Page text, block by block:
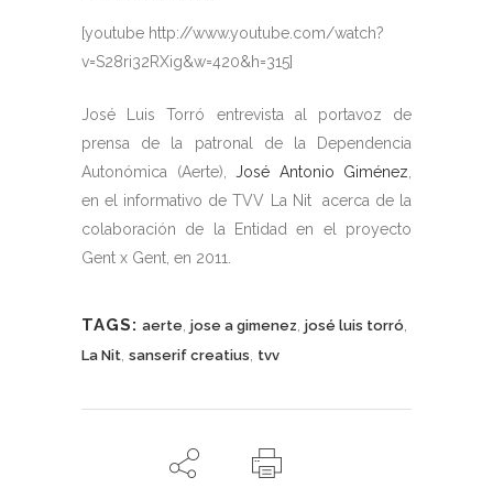
[youtube http://www.youtube.com/watch?
v=S28ri32RXig&w=420&h=315]
José Luis Torró entrevista al portavoz de
prensa de la patronal de la Dependencia
Autonómica (Aerte), José Antonio Giménez
en el informativo de TVV La Nit acerca de la
colaboración de la Entidad en el proyecto
Gent x Gent, en 2011.
TAGS: aerte jose a gimenez josé luis torró
La Nit sanserif creatius tvv